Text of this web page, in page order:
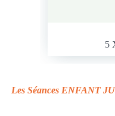
5
Les Séances ENFANT